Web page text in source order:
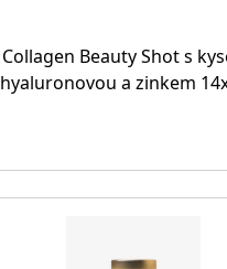
Collagen Beauty Shot s
hyaluronovou a zinkem